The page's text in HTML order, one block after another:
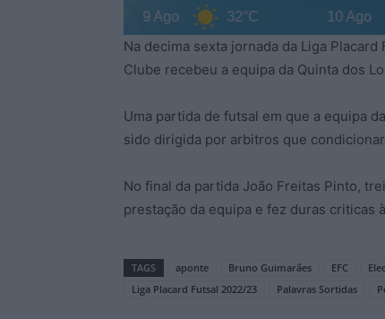
9 Ago 32°C 10 Ago
Na decima sexta jornada da Liga
Clube recebeu a equipa da Quinta dos
Uma partida de futsal em que a equipa
sido dirigida por arbitros que
No final da partida João Freitas Pinto,
prestação da equipa e fez duras criticas
TAGS aponte Bruno Guimarães EFC
Liga Placard Futsal 2022/23
Palavras Sortidas